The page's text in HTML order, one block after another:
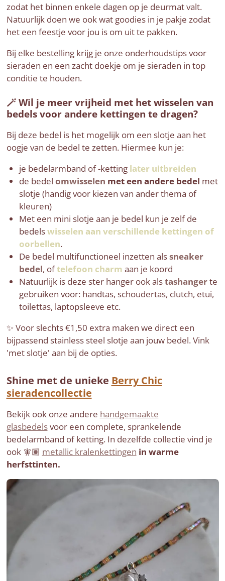
zodat het binnen enkele dagen op je deurmat valt.
Natuurlijk doen we ook wat goodies in je pakje zodat
het een feestje voor jou is om uit te pakken.
Bij elke bestelling krijg je onze onderhoudstips voor
sieraden en een zacht doekje om je sieraden in top
conditie te houden.
🪄 Wil je meer vrijheid met het wisselen van
bedels voor andere kettingen te dragen?
Bij deze bedel is het mogelijk om een slotje aan het
oogje van de bedel te zetten. Hiermee kun je:
je bedelarmband of -ketting later uitbreiden
de bedel omwisselen met een andere bedel met
slotje (handig voor kiezen van ander thema of
kleuren)
Met een mini slotje aan je bedel kun je zelf de
bedelswisselen aan verschillende kettingen of
oorbellen.
De bedel multifunctioneel inzetten alssneaker
bedel, oftelefoon charm aan je koord
Natuurlijk is deze ster hanger ook alstashangerte
gebruiken voor: handtas, schoudertas, clutch, etui,
toilettas, laptopsleeve etc.
✨ Voor slechts €1,50 extra maken we direct een
bijpassend stainless steel slotje aan jouw bedel. Vink
'met slotje' aan bij de opties.
Shine met de unieke Berry Chic
sieradencollectie
Bekijk ook onze andere handgemaakte
glasbedelsvoor een complete, sprankelende
bedelarmband of ketting. In dezelfde collectie vind je
ook 🧚🏽 metallic kralenkettingen in warme
herfsttinten.